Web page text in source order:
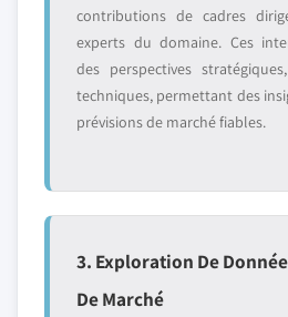
contributions de cadres
experts du domaine. Ces
des perspectives
techniques, permettant des
prévisions de marché fiables.
3. Exploration De
De Marché